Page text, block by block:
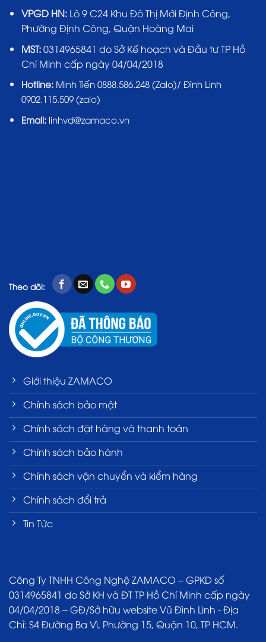
VPGD HN:Lô 9 C24 Khu Đô Thị Mới Định Công,
Phường Định Công, Quận Hoàng Mai
MST:0314965841 do Sở Kế hoạch và Đầu tư TP Hồ
Chí Minh cấp ngày 04/04/2018
Hotline: Minh Tiến 0888.586.248 (Zalo)/ Đình Linh
0902.115.509 (zalo)
Email:linhvd@zamaco.vn
Theo dõi:
Giới thiệu ZAMACO
Chính sách bảo mật
Chính sách đặt hàng và thanh toán
Chính sách bảo hành
Chính sách vận chuyển và kiểm hàng
Chính sách đổi trả
Tin Tức
Công Ty TNHH Công Nghệ ZAMACO – GPKD số
0314965841 do Sở KH và ĐT TP Hồ Chí Minh cấp ngày
04/04/2018 – GĐ/Sở hữu website Vũ Đình Linh - Địa
Chỉ: S4 Đường Ba Vì, Phường 15, Quận 10, TP HCM.